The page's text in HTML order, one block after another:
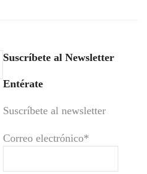
Suscríbete al Newsletter
Entérate
Suscríbete al newsletter
Correo electrónico*